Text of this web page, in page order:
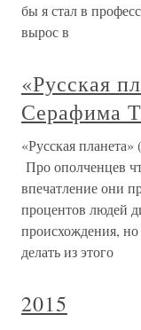
бы я стал в
вырос в
«Русская
Серафима
«Русская
Про ополченцев
впечатление они
процентов людей
происхождения, но
делать из этого
2015